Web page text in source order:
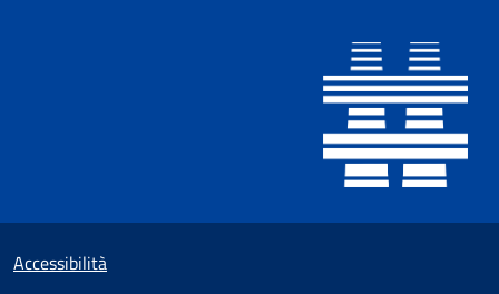
Small prints
Sezione Link utili
Accessibilità